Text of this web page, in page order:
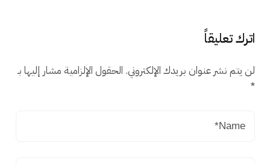
اترك تعليقاً
لن يتم نشر عنوان بريدك الإلكتروني. الحقول الإلزامية مشار إليها بـ
*